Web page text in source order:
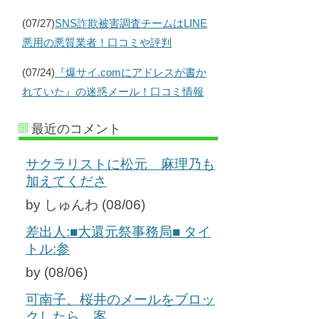
(07/27)SNS詐欺被害調査チームはLINE
悪用の悪質業者！口コミや評判
(07/24) 『爆サイ.comにアドレスが書か
れていた』の迷惑メール！口コミ情報
最近のコメント
サクラリストに松元 麻理乃も
加えてくださ
by しゅんわ (08/06)
差出人:■大還元祭事務局■ タイ
トル:参
by (08/06)
可南子、桜井のメールをブロッ